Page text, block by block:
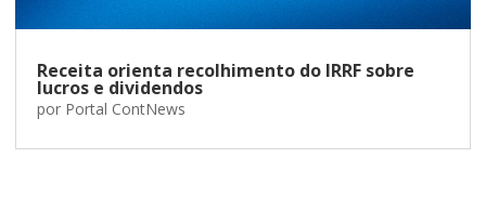
Receita orienta recolhimento do IRRF sobre
lucros e dividendos
por Portal ContNews